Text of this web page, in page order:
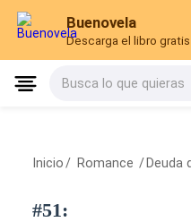
Buenovela
Descarga el libro
Busca lo que quieras
Inicio / Romance / Deuda
#51: